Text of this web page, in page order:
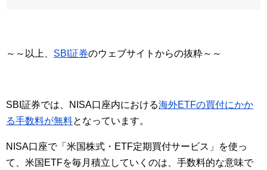
～～以上、 SBI証券のウェブサイトからの抜粋～～
SBI証券では、NISA口座内における海外ETFの買付にかか
る手数料が無料となっています。
NISA口座で「米国株式・ETF定期買付サービス」を使っ
て、米国ETFを毎月積立していくのは、手数料的な意味で